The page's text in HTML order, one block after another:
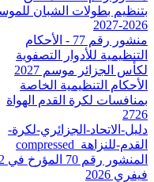
بتنظيم بطولات الشبان
2026-2027
منشور رقم 77 - الأحكام
التنظيمية للأدوار التصفوية
لكأس الجزائر موسم 2027
الأحكام التنظيمية الخاصة
بمنافسات لكرة القدم الهواة
2726
دليل-الاتحاد-الجزائري-لكرة-
القدم-للنزاهة_compressed
فيفري 2026